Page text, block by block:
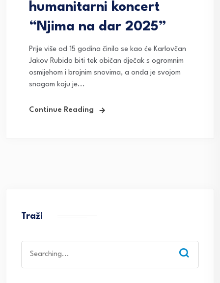
humanitarni koncert
“Njima na dar 2025”
Prije više od 15 godina činilo se kao će Karlovčan
Jakov Rubido biti tek običan dječak s ogromnim
osmijehom i brojnim snovima, a onda je svojom
snagom koju je...
Continue Reading
Traži
for: